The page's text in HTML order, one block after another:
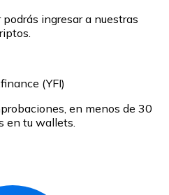
ingresar a nuestras
(YFI)
en menos de 30
en tu wallets.